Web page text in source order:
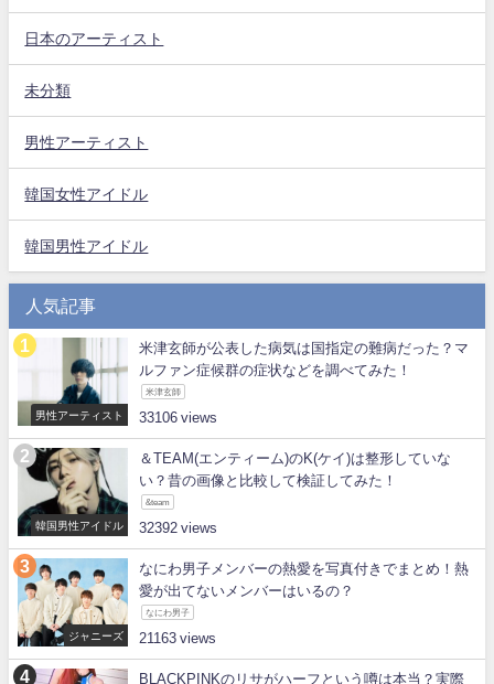
日本のアーティスト
未分類
男性アーティスト
韓国女性アイドル
韓国男性アイドル
人気記事
男性アーティスト
米津玄師が公表した病気は国指定の難病だった？マ
ルファン症候群の症状などを調べてみた！
米津玄師
33106
韓国男性アイドル
＆TEAM(エンティーム)のK(ケイ)は整形していな
い？昔の画像と比較して検証してみた！
&team
32392
ジャニーズ
なにわ男子メンバーの熱愛を写真付きでまとめ！熱
愛が出てないメンバーはいるの？
なにわ男子
21163
BLACKPINKのリサがハーフという噂は本当？実際